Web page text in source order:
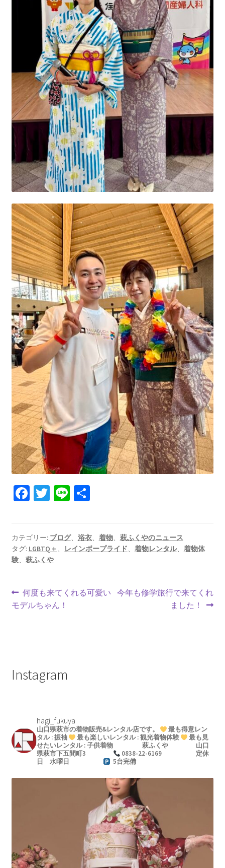
Fa
o
o
T
er
Li 共
カテゴリー: ブログ、 浴衣、 着物、 萩ふくやのニュース
タグ: LGBTQ＋ 、 レインボープライド、 着物レンタル、 着物体
験、 萩ふくや
投
稿
ゲ
ョ
ン
前
の
何度も来てくれる可愛い
モデルちゃん！
次
今年も修学旅行で来てくれ
ました！
Instagram
hagi_fukuya
山口県萩市の着物販売&レンタル店です。
最も得意レン
タル : 振袖
最も楽しいレンタル : 観光着物体験
最も見
せたいレンタル : 子供着物
萩ふくや山口
県萩市下五間町3
0838-22-6169定休
日 水曜日
5台完備